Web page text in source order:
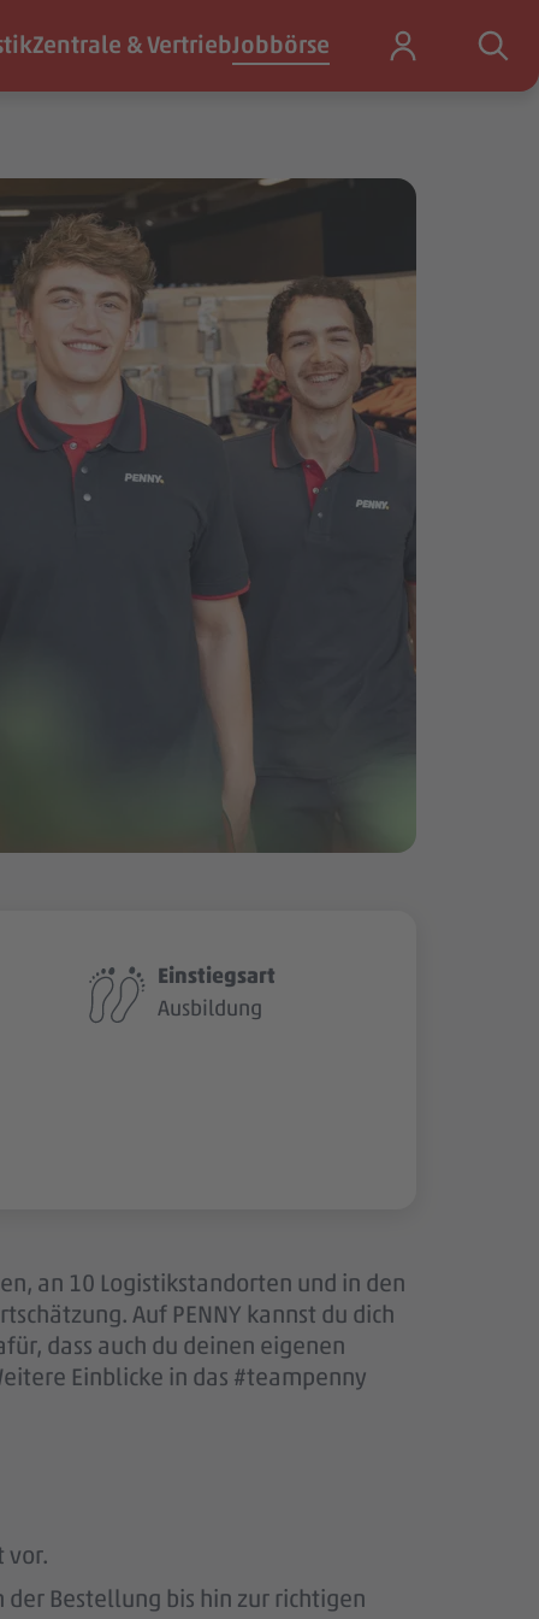
Zentrale & VertriebJobbörse
Einstiegsart
Ausbildung
an 10 Logistikstandorten und in den
Auf PENNY kannst du dich
dass auch du deinen eigenen
Einblicke in das #teampenny
vor.
Bestellung bis hin zur richtigen